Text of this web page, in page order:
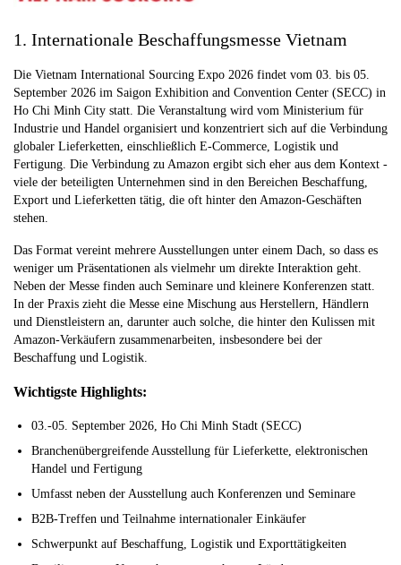
1. Internationale Beschaffungsmesse Vietnam
Die Vietnam International Sourcing Expo 2026 findet vom 03. bis 05.
September 2026 im Saigon Exhibition and Convention Center (SECC) in
Ho Chi Minh City statt. Die Veranstaltung wird vom Ministerium für
Industrie und Handel organisiert und konzentriert sich auf die Verbindung
globaler Lieferketten, einschließlich E-Commerce, Logistik und
Fertigung. Die Verbindung zu Amazon ergibt sich eher aus dem Kontext -
viele der beteiligten Unternehmen sind in den Bereichen Beschaffung,
Export und Lieferketten tätig, die oft hinter den Amazon-Geschäften
stehen.
Das Format vereint mehrere Ausstellungen unter einem Dach, so dass es
weniger um Präsentationen als vielmehr um direkte Interaktion geht.
Neben der Messe finden auch Seminare und kleinere Konferenzen statt.
In der Praxis zieht die Messe eine Mischung aus Herstellern, Händlern
und Dienstleistern an, darunter auch solche, die hinter den Kulissen mit
Amazon-Verkäufern zusammenarbeiten, insbesondere bei der
Beschaffung und Logistik.
Wichtigste Highlights:
03.-05. September 2026, Ho Chi Minh Stadt (SECC)
Branchenübergreifende Ausstellung für Lieferkette, elektronischen
Handel und Fertigung
Umfasst neben der Ausstellung auch Konferenzen und Seminare
B2B-Treffen und Teilnahme internationaler Einkäufer
Schwerpunkt auf Beschaffung, Logistik und Exporttätigkeiten